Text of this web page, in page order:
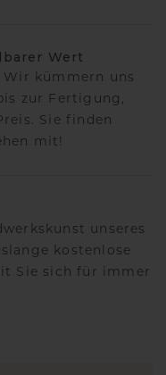
Wert
kümmern uns
zur Fertigung,
Sie finden
mit!
unseres
kostenlose
Sie sich für immer